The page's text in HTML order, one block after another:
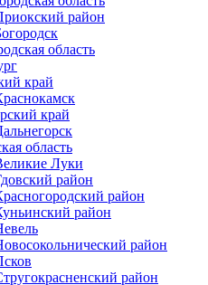
район
область
край
край
область
Луки
район
район
район
район
район